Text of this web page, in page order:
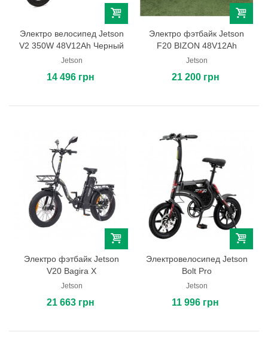
Электро велосипед Jetson
V2 350W 48V12Ah Черный
Jetson
14 496 грн
Электро фэтбайк Jetson
F20 BIZON 48V12Ah
Jetson
21 200 грн
Электро фэтбайк Jetson
V20 Bagira X
Jetson
21 663 грн
Электровелосипед Jetson
Bolt Pro
Jetson
11 996 грн